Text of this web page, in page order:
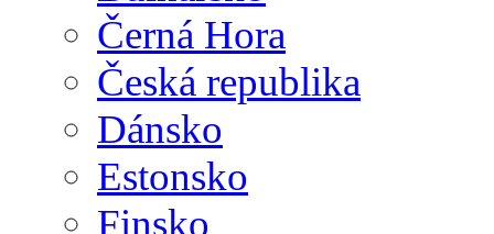
Černá Hora
Česká republika
Dánsko
Estonsko
Finsko